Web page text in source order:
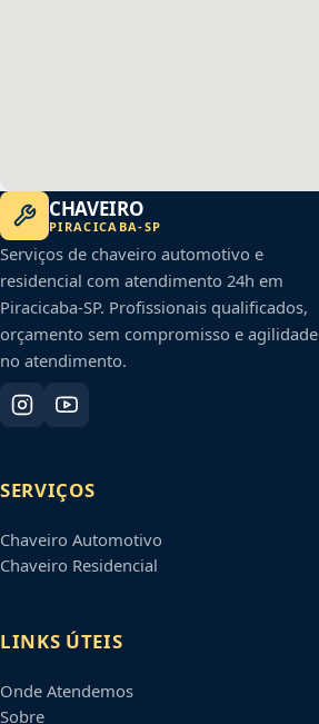
CHAVEIRO
PIRACICABA-SP
Serviços de chaveiro automotivo e
residencial com atendimento 24h em
Piracicaba-SP. Profissionais qualificados,
orçamento sem compromisso e agilidade
no atendimento.
SERVIÇOS
Chaveiro Automotivo
Chaveiro Residencial
LINKS ÚTEIS
Onde Atendemos
Sobre